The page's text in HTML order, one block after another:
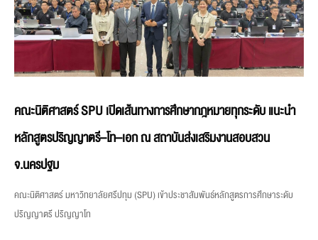
คณะนิติศาสตร์ SPU เปิดเส้นทางการศึกษากฎหมายทุกระดับ แนะนำ
หลักสูตรปริญญาตรี–โท–เอก ณ สถาบันส่งเสริมงานสอบสวน
จ.นครปฐม
คณะนิติศาสตร์ มหาวิทยาลัยศรีปทุม (SPU) เข้าประชาสัมพันธ์หลักสูตรการศึกษาระดับ
ปริญญาตรี ปริญญาโท